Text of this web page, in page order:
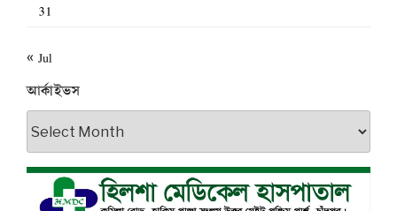
31
« Jul
আর্কাইভস
আর্কাইভস